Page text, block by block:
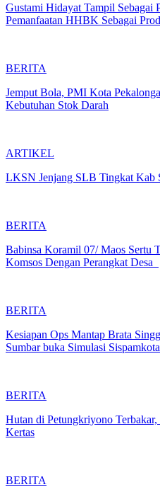
Gustami Hidayat Tampil Sebagai
Pemanfaatan HHBK Sebagai
BERITA
Jemput Bola, PMI Kota
Kebutuhan Stok Darah
ARTIKEL
LKSN Jenjang SLB Tingkat Kab
BERITA
Babinsa Koramil 07/ Maos Sertu
Komsos Dengan Perangkat Desa
BERITA
Kesiapan Ops Mantap Brata
Sumbar buka Simulasi Sispamkota
BERITA
Hutan di Petungkriyono
Kertas
BERITA